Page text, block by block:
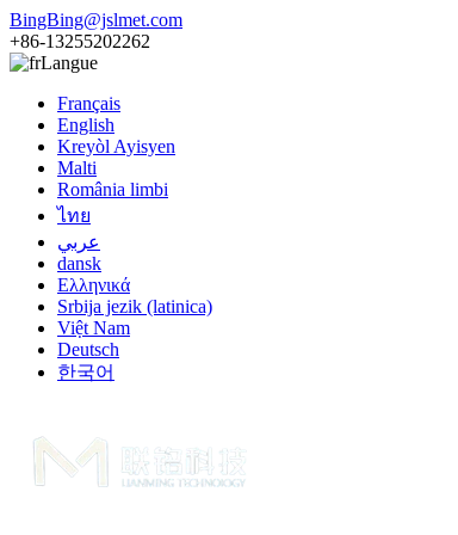
BingBing@jslmet.com
+86-13255202262
Langue
Français
English
Kreyòl Ayisyen
Malti
România limbi
ไทย
عربي
dansk
Ελληνικά
Srbija jezik (latinica)
Việt Nam
Deutsch
한국어